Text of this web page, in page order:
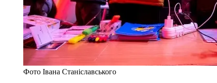
Фото Івана Станіславського